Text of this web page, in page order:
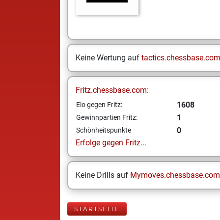
Keine Wertung auf tactics.chessbase.com
Fritz.chessbase.com:
Elo gegen Fritz: 1608
Gewinnpartien Fritz: 1
Schönheitspunkte
0
Erfolge gegen Fritz...
Keine Drills auf Mymoves.chessbase.com
STARTSEITE